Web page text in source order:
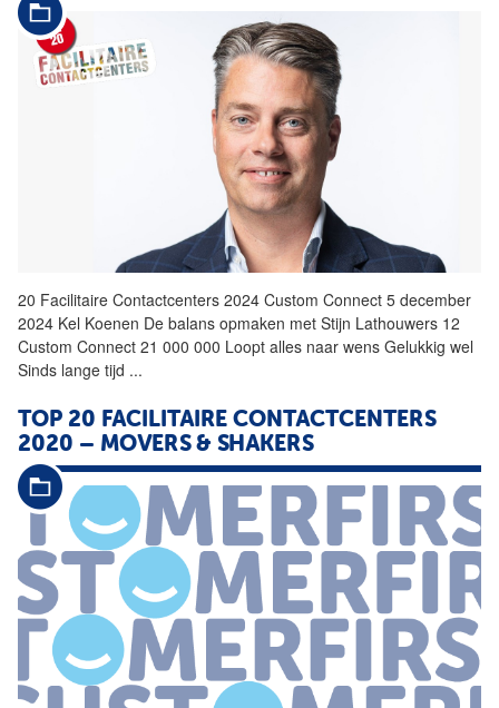
20 Facilitaire Contactcenters 2024 Custom Connect 5 december
2024 Kel Koenen De balans opmaken met Stijn Lathouwers 12
Custom Connect 21 000 000 Loopt alles naar wens Gelukkig wel
Sinds lange tijd ...
TOP 20 FACILITAIRE CONTACTCENTERS
2020 – MOVERS & SHAKERS